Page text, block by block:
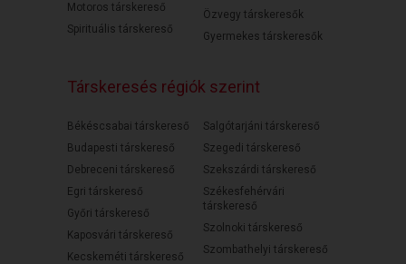
Motoros társkereső
Spirituális társkereső
Özvegy társkeresők
Gyermekes társkeresők
Társkeresés régiók szerint
Békéscsabai társkereső
Budapesti társkereső
Debreceni társkereső
Egri társkereső
Győri társkereső
Kaposvári társkereső
Kecskeméti társkereső
Salgótarjáni társkereső
Szegedi társkereső
Szekszárdi társkereső
Székesfehérvári
társkereső
Szolnoki társkereső
Szombathelyi társkereső